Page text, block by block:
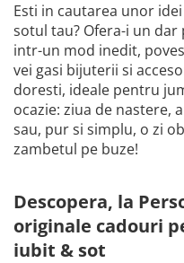
Esti in cautarea unor
sotul tau? Ofera-i un
intr-un mod inedit,
vei gasi bijuterii si
doresti, ideale pentru
ocazie: ziua de nastere,
sau, pur si simplu, o zi
zambetul pe buze!
Descopera, la
originale cadouri
iubit & sot